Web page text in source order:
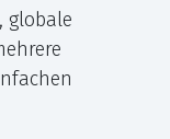
globale